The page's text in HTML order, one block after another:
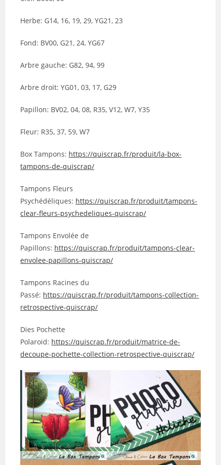
Herbe: G14, 16, 19, 29, YG21, 23
Fond: BV00, G21, 24, YG67
Arbre gauche: G82, 94, 99
Arbre droit: YG01, 03, 17, G29
Papillon: BV02, 04, 08, R35, V12, W7, Y35
Fleur: R35, 37, 59, W7
Box Tampons: https://quiscrap.fr/produit/la-box-
tampons-de-quiscrap/
Tampons Fleurs
Psychédéliques: https://quiscrap.fr/produit/tampons-
clear-fleurs-psychedeliques-quiscrap/
Tampons Envolée de
Papillons: https://quiscrap.fr/produit/tampons-clear-
envolee-papillons-quiscrap/
Tampons Racines du
Passé: https://quiscrap.fr/produit/tampons-collection-
retrospective-quiscrap/
Dies Pochette
Polaroid: https://quiscrap.fr/produit/matrice-de-
decoupe-pochette-collection-retrospective-quiscrap/